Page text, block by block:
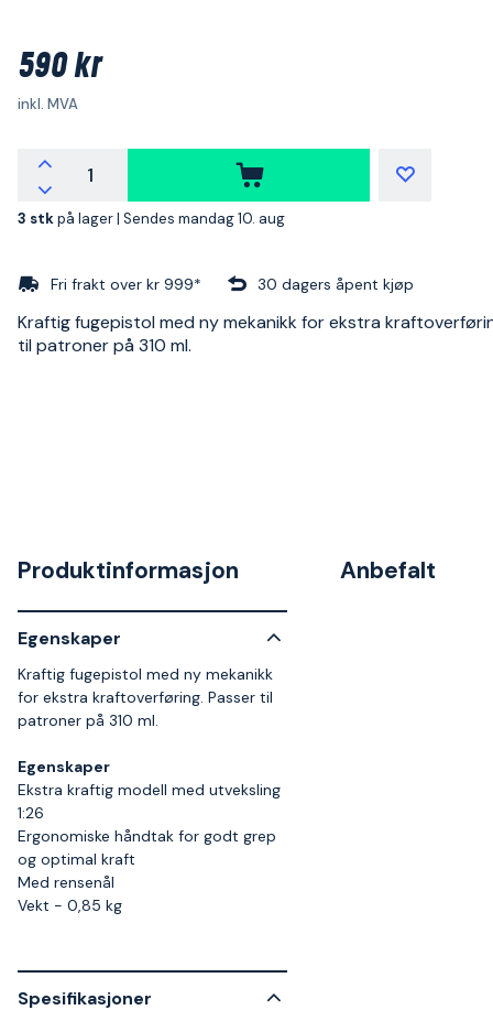
590 kr
inkl. MVA
3 stkpå lager | Sendes mandag 10. aug
Fri frakt over kr 999* 30 dagers åpent kjøp
Kraftig fugepistol med ny mekanikk for ekstra
til patroner på 310 ml.
Produktinformasjon
Egenskaper
Kraftig fugepistol med ny mekanikk
for ekstra kraftoverføring. Passer til
patroner på 310 ml.
Egenskaper
Ekstra kraftig modell med utveksling
1:26
Ergonomiske håndtak for godt grep
og optimal kraft
Med rensenål
Vekt - 0,85 kg
Spesifikasjoner
Anbefalt